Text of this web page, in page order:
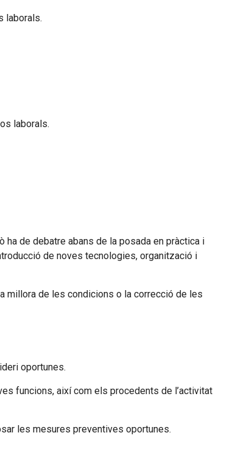
laborals.
laborals.
ha de debatre abans de la posada en pràctica i
de noves tecnologies, organització i
millora de les condicions o la correcció de les
oportunes.
funcions, així com els procedents de l’activitat
les mesures preventives oportunes.